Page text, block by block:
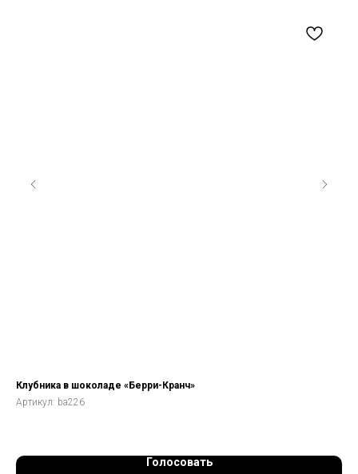
Клубника в шоколаде «Берри-Кранч»
Артикул: ba226
Голосовать